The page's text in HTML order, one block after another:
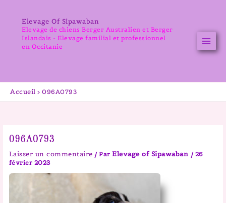
contenuElevage Of Sipawaban
Elevage de chiens Berger Australien et Berger
Islandais - Elevage familial et professionnel
en Occitanie
Accueil 096A0793
096A0793
Laisser un commentaire / ParElevage of Sipawaban / 26
février 2023